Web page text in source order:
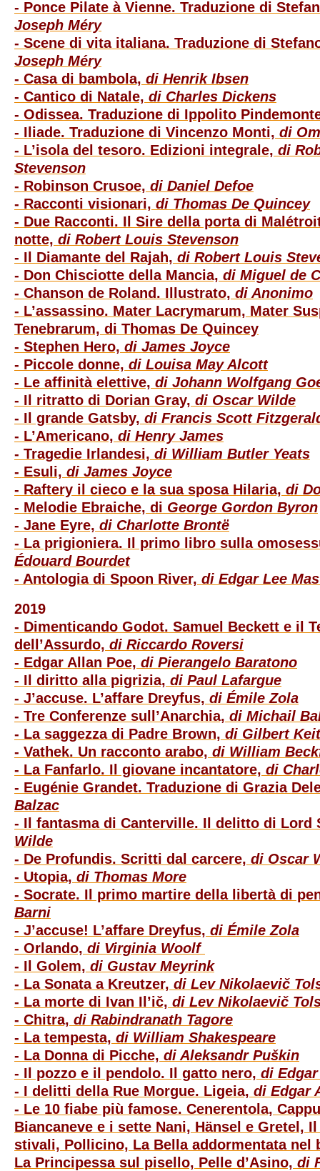
- Ponce Pilate à Vienne. Traduzione di
Joseph Méry
- Scene di vita italiana. Traduzione di
Joseph Méry
- Casa di bambola, di Henrik Ibsen
- Cantico di Natale, di Charles Dickens
- Odissea. Traduzione di Ippolito
- Iliade. Traduzione di Vincenzo Monti, di
- L’isola del tesoro. Edizioni integrale, di
Stevenson
- Robinson Crusoe, di Daniel Defoe
- Racconti visionari, di Thomas De Quincey
- Due Racconti. Il Sire della porta di
notte, di Robert Louis Stevenson
- Il Diamante del Rajah, di Robert Louis
- Don Chisciotte della Mancia, di Miguel de
- Chanson de Roland. Illustrato, di Anonimo
- L’assassino. Mater Lacrymarum, Mater
Tenebrarum, di Thomas De Quincey
- Stephen Hero, di James Joyce
- Piccole donne, di Louisa May Alcott
- Le affinità elettive, di Johann Wolfgang
- Il ritratto di Dorian Gray, di Oscar Wilde
- Il grande Gatsby, di Francis Scott
- L’Americano, di Henry James
- Tragedie Irlandesi, di William Butler Yeats
- Esuli, di James Joyce
- Raftery il cieco e la sua sposa Hilaria, di
- Melodie Ebraiche, di George Gordon Byron
- Jane Eyre, di Charlotte Brontë
- La prigioniera. Il primo libro sulla
Édouard Bourdet
- Antologia di Spoon River, di Edgar Lee
2019
- Dimenticando Godot. Samuel Beckett e il
dell’Assurdo, di Riccardo Roversi
- Edgar Allan Poe, di Pierangelo Baratono
- Il diritto alla pigrizia, di Paul Lafargue
- J’accuse. L’affare Dreyfus, di Émile Zola
- Tre Conferenze sull’Anarchia, di Michail
- La saggezza di Padre Brown, di Gilbert
- Vathek. Un racconto arabo, di William
- La Fanfarlo. Il giovane incantatore, di
- Eugénie Grandet. Traduzione di Grazia
Balzac
- Il fantasma di Canterville. Il delitto di Lord
Wilde
- De Profundis. Scritti dal carcere, di Oscar
- Utopia, di Thomas More
- Socrate. Il primo martire della libertà di
Barni
- J’accuse! L’affare Dreyfus, di Émile Zola
- Orlando, di Virginia Woolf
- Il Golem, di Gustav Meyrink
- La Sonata a Kreutzer, di Lev Nikolaevič
- La morte di Ivan Il’ič, di Lev Nikolaevič
- Chitra, di Rabindranath Tagore
- La tempesta, di William Shakespeare
- La Donna di Picche, di Aleksandr Puškin
- Il pozzo e il pendolo. Il gatto nero, di
- I delitti della Rue Morgue. Ligeia, di Edgar
- Le 10 fiabe più famose. Cenerentola,
Biancaneve e i sette Nani, Hänsel e Gretel,
stivali, Pollicino, La Bella addormentata nel
La Principessa sul pisello, Pelle d’Asino, di